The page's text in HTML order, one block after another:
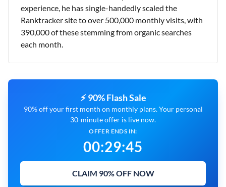
experience, he has single-handedly scaled the
Ranktracker site to over 500,000 monthly visits, with
390,000 of these stemming from organic searches
each month.
⚡ 90% Flash Sale
90% off your first month on monthly plans. Your personal
30-minute offer is live now.
OFFER ENDS IN:
00:29:44
CLAIM 90% OFF NOW